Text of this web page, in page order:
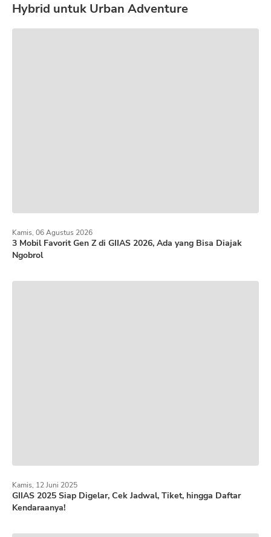
Hybrid untuk Urban Adventure
3 Mobil Favorit Gen Z di GIIAS 2026, Ada yang Bisa Diajak
Ngobrol
Kamis, 06 Agustus 2026
GIIAS 2025 Siap Digelar, Cek Jadwal, Tiket, hingga Daftar
Kendaraanya!
Kamis, 12 Juni 2025